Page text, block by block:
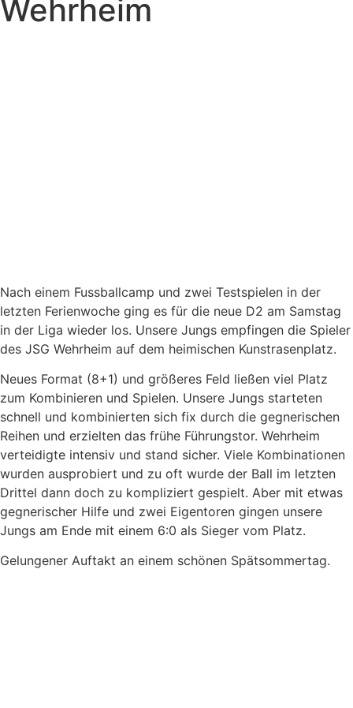
Wehrheim
Nach einem Fussballcamp und zwei Testspielen in der
letzten Ferienwoche ging es für die neue D2 am Samstag
in der Liga wieder los. Unsere Jungs empfingen die Spieler
des JSG Wehrheim auf dem heimischen Kunstrasenplatz.
Neues Format (8+1) und größeres Feld ließen viel Platz
zum Kombinieren und Spielen. Unsere Jungs starteten
schnell und kombinierten sich fix durch die gegnerischen
Reihen und erzielten das frühe Führungstor. Wehrheim
verteidigte intensiv und stand sicher. Viele Kombinationen
wurden ausprobiert und zu oft wurde der Ball im letzten
Drittel dann doch zu kompliziert gespielt. Aber mit etwas
gegnerischer Hilfe und zwei Eigentoren gingen unsere
Jungs am Ende mit einem 6:0 als Sieger vom Platz.
Gelungener Auftakt an einem schönen Spätsommertag.